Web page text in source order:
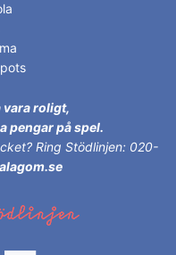
vara roligt,
pengar på spel.
Ring Stödlinjen: 020-